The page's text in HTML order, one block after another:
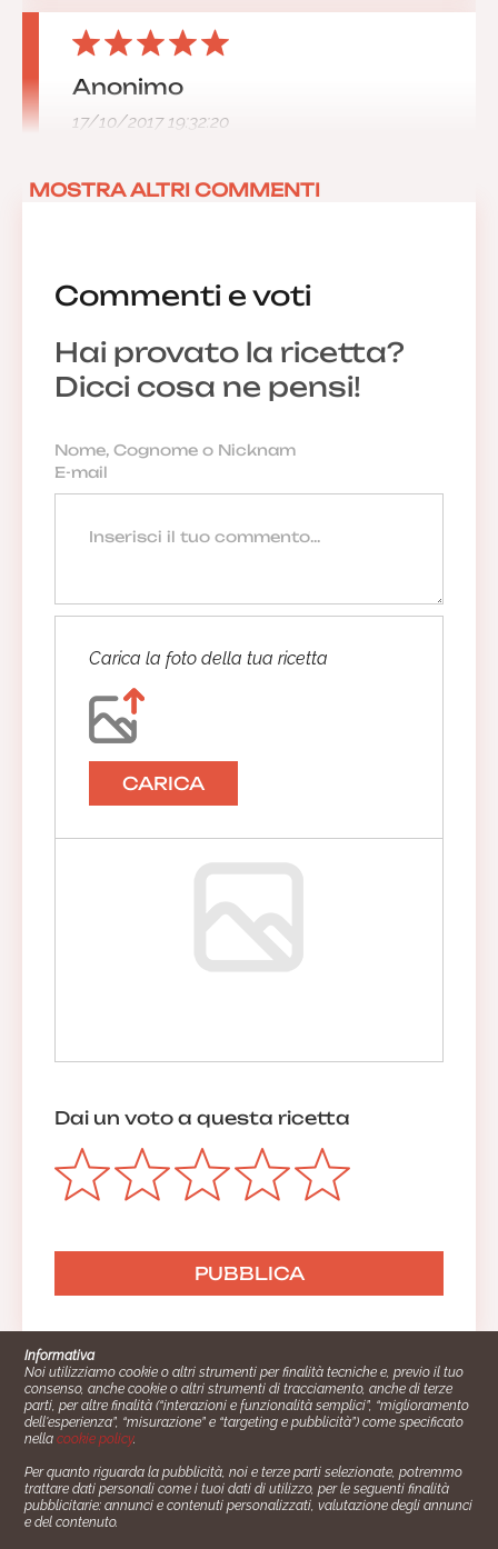
Commenti e voti
Hai provato la ricetta?
Dicci cosa ne pensi!
Carica la foto della tua ricetta
CARICA
Dai un voto a questa ricetta
Anonimo
17/10/2017 19:32:20
MOSTRA ALTRI COMMENTI
Cucinare.it è un marchio commerciale di Impiego24.it s.r.l.
copyright 2014 - 2024 P.IVA: 03406490130
Informativa
Noi utilizziamo cookie o altri strumenti per finalità tecniche e, previo il tuo
consenso, anche cookie o altri strumenti di tracciamento, anche di terze
parti, per altre finalità (“interazioni e funzionalità semplici”, “miglioramento
dell'esperienza”, “misurazione” e “targeting e pubblicità”) come specificato
nellacookie policy.
Per quanto riguarda la pubblicità, noi e terze parti selezionate, potremmo
trattare dati personali come i tuoi dati di utilizzo, per le seguenti finalità
pubblicitarie: annunci e contenuti personalizzati, valutazione degli annunci
e del contenuto.